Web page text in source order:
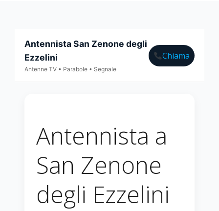
Antennista San Zenone degli
Ezzelini
Antenne TV • Parabole • Segnale
Chiama
Antennista a
San Zenone
degli Ezzelini